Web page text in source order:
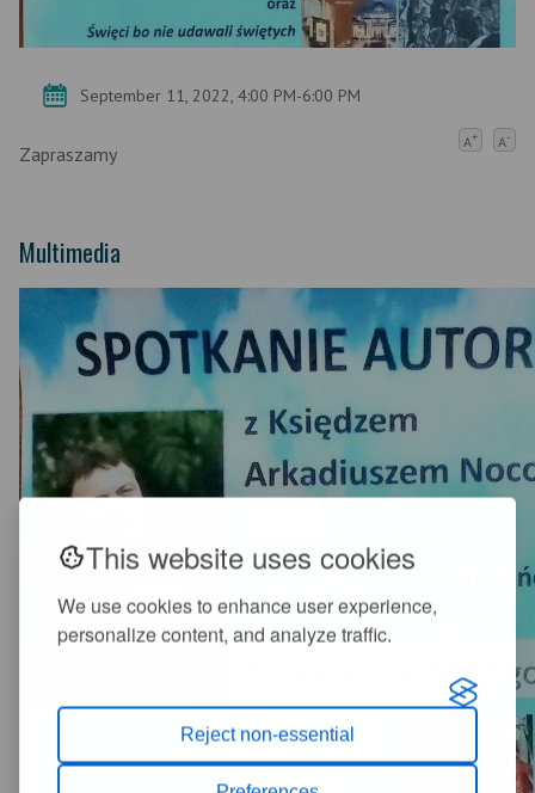
This website uses cookies
We use cookies to enhance user experience,
personalize content, and analyze traffic.
Reject non-essential
September 11, 2022, 4:00 PM-6:00 PM
A+ A-
Zapraszamy
Multimedia